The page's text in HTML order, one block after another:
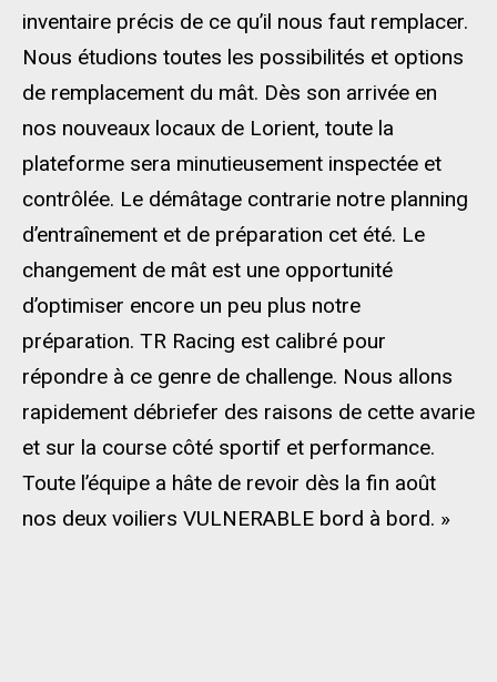
inventaire précis de ce qu’il nous faut remplacer.
Nous étudions toutes les possibilités et options
de remplacement du mât. Dès son arrivée en
nos nouveaux locaux de Lorient, toute la
plateforme sera minutieusement inspectée et
contrôlée. Le démâtage contrarie notre planning
d’entraînement et de préparation cet été. Le
changement de mât est une opportunité
d’optimiser encore un peu plus notre
préparation. TR Racing est calibré pour
répondre à ce genre de challenge. Nous allons
rapidement débriefer des raisons de cette avarie
et sur la course côté sportif et performance.
Toute l’équipe a hâte de revoir dès la fin août
nos deux voiliers VULNERABLE bord à bord. »